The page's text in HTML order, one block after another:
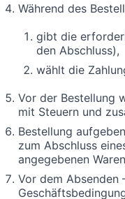
Während des
gibt die
den Abschluss),
wählt die
Vor der Bestellung
mit Steuern und
Bestellung
zum Abschluss
angegebenen
Vor dem Absenden